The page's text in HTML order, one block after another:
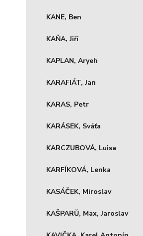
KANE, Ben
KAŇA, Jiří
KAPLAN, Aryeh
KARAFIÁT, Jan
KARAS, Petr
KARÁSEK, Sváťa
KARCZUBOVÁ, Luisa
KARFÍKOVÁ, Lenka
KASÁČEK, Miroslav
KAŠPARŮ, Max, Jaroslav